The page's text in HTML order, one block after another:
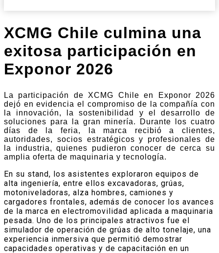
XCMG Chile culmina una
exitosa participación en
Exponor 2026
La participación de XCMG Chile en Exponor 2026
dejó en evidencia el compromiso de la compañía con
la innovación, la sostenibilidad y el desarrollo de
soluciones para la gran minería. Durante los cuatro
días de la feria, la marca recibió a clientes,
autoridades, socios estratégicos y profesionales de
la industria, quienes pudieron conocer de cerca su
amplia oferta de maquinaria y tecnología.
En su stand, los asistentes exploraron equipos de
alta ingeniería, entre ellos excavadoras, grúas,
motoniveladoras, alza hombres, camiones y
cargadores frontales, además de conocer los avances
de la marca en electromovilidad aplicada a maquinaria
pesada. Uno de los principales atractivos fue el
simulador de operación de grúas de alto tonelaje, una
experiencia inmersiva que permitió demostrar
capacidades operativas y de capacitación en un